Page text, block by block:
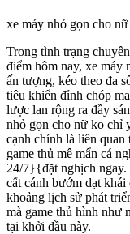
xe máy nhỏ gọn cho nữ
Trong tình trạng
điểm hôm nay, xe máy
ấn tượng, kéo theo đa
tiêu khiển đỉnh chóp
lược lan rộng ra đầy
nhỏ gọn cho nữ ko chỉ
cạnh chính là liên
game thủ mê mẩn cá
24/7}{đặt nghịch ngay.
cất cánh bướm dạt
khoảng lịch sử phát
mà game thủ hình như
tại khởi đầu này.